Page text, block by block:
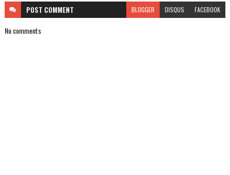
POST COMMENT BLOGGER DISQUS FACEBOOK
No comments